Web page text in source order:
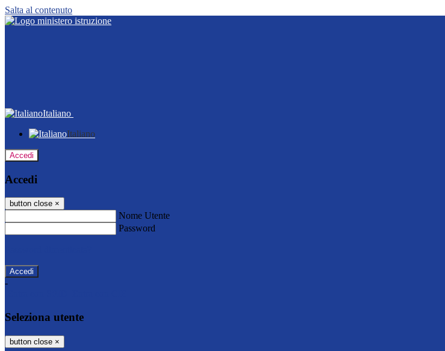
Salta al contenuto
Italiano
Italiano
Accedi
Accedi
button close ×
Nome Utente
Password
-
Seleziona utente
button close ×